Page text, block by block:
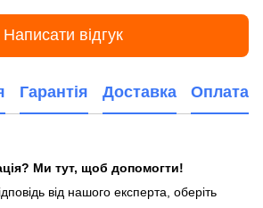
Написати відгук
Гарантія Доставка Оплата
Ми тут, щоб допомогти!
від нашого експерта, оберіть